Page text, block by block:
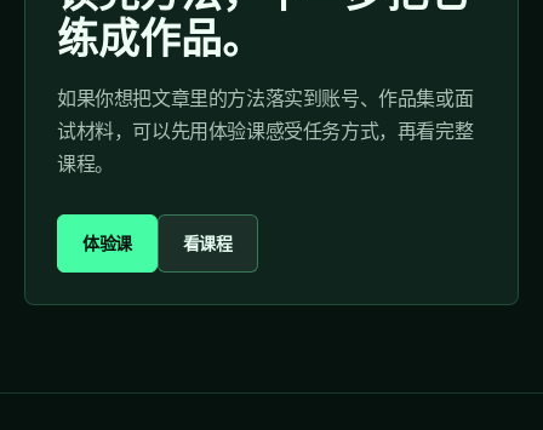
练成作品。
如果你想把文章里的方法落实到账号、作品集或面
试材料，可以先用体验课感受任务方式，再看完整
课程。
体验课 看课程